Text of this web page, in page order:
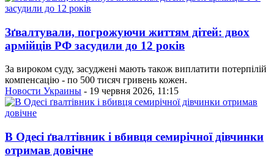
Зґвалтували, погрожуючи життям дітей: двох
армійців РФ засудили до 12 років
За вироком суду, засуджені мають також виплатити потерпілій
компенсацію - по 500 тисяч гривень кожен.
Новости Украины - 19 червня 2026, 11:15
В Одесі ґвалтівник і вбивця семирічної дівчинки
отримав довічне